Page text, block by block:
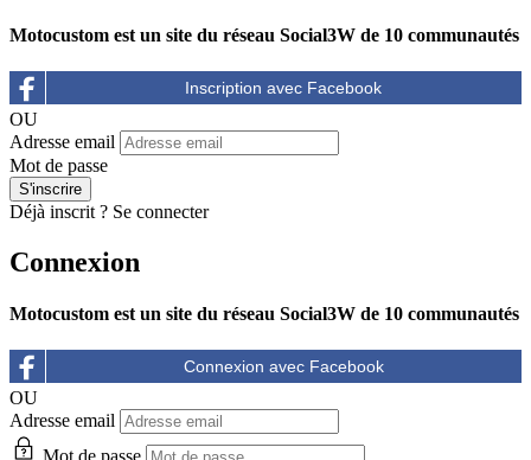
Motocustom est un site du réseau Social3W de 10 communautés
OU
Adresse email
Mot de passe
Déjà inscrit ? Se connecter
Connexion
Motocustom est un site du réseau Social3W de 10 communautés
OU
Adresse email